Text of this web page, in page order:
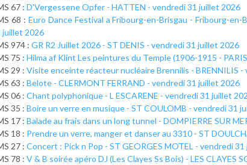
67 :D'Vergessene Opfer - HATTEN - vendredi 31 juillet 2026
68 : Euro Dance Festival a Fribourg-en-Brisgau - Fribourg-
juillet 2026
974 :GR R2 Juillet 2026 - ST DENIS - vendredi 31 juillet 2026
75 :Hilma af Klint Les peintures du Temple (1906-1915 -
29 :Visite enceinte réacteur nucléaire Brennilis - BRENNILIS
63 :Belote - CLERMONT FERRAND - vendredi 31 juillet 2026
06 :Chant polyphonique - L ESCARENE - vendredi 31 juillet
35 :Boire un verre en musique - ST COULOMB - vendredi 31
17 :Balade au frais dans un long tunnel - DOMPIERRE SUR
18 : Prendre un verre, manger et danser au 3310 - ST
27 :Concert : Pick n Pop - ST GEORGES MOTEL - vendredi
78 :V & B soirée apéro DJ (Les Clayes Ss Bois) - LES CLAYES